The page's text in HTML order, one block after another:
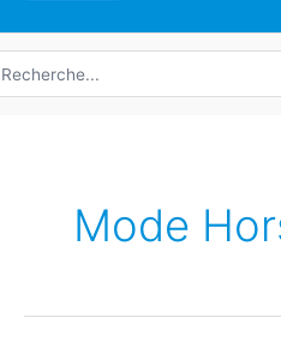
Mode